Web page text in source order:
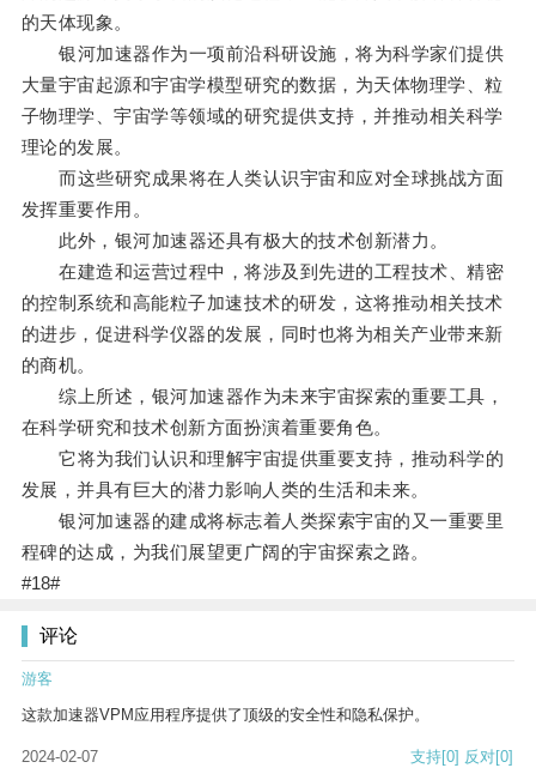
的天体现象。
银河加速器作为一项前沿科研设施，将为科学家们提供
大量宇宙起源和宇宙学模型研究的数据，为天体物理学、粒
子物理学、宇宙学等领域的研究提供支持，并推动相关科学
理论的发展。
而这些研究成果将在人类认识宇宙和应对全球挑战方面
发挥重要作用。
此外，银河加速器还具有极大的技术创新潜力。
在建造和运营过程中，将涉及到先进的工程技术、精密
的控制系统和高能粒子加速技术的研发，这将推动相关技术
的进步，促进科学仪器的发展，同时也将为相关产业带来新
的商机。
综上所述，银河加速器作为未来宇宙探索的重要工具，
在科学研究和技术创新方面扮演着重要角色。
它将为我们认识和理解宇宙提供重要支持，推动科学的
发展，并具有巨大的潜力影响人类的生活和未来。
银河加速器的建成将标志着人类探索宇宙的又一重要里
程碑的达成，为我们展望更广阔的宇宙探索之路。
#18#
评论
游客
这款加速器VPM应用程序提供了顶级的安全性和隐私保护。
2024-02-07 支持[0] 反对[0]